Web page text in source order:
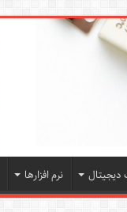
دیجیتال نرم افزارها